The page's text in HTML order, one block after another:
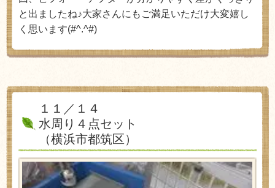
と出ましたね♪大家さんにもご満足いただけ大変嬉し
く思います(#^.^#)
１１／１４
水周り４点セット
（横浜市都筑区）